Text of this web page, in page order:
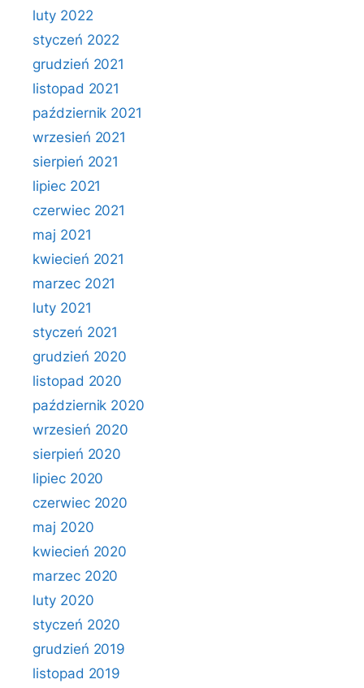
luty 2022
styczeń 2022
grudzień 2021
listopad 2021
październik 2021
wrzesień 2021
sierpień 2021
lipiec 2021
czerwiec 2021
maj 2021
kwiecień 2021
marzec 2021
luty 2021
styczeń 2021
grudzień 2020
listopad 2020
październik 2020
wrzesień 2020
sierpień 2020
lipiec 2020
czerwiec 2020
maj 2020
kwiecień 2020
marzec 2020
luty 2020
styczeń 2020
grudzień 2019
listopad 2019